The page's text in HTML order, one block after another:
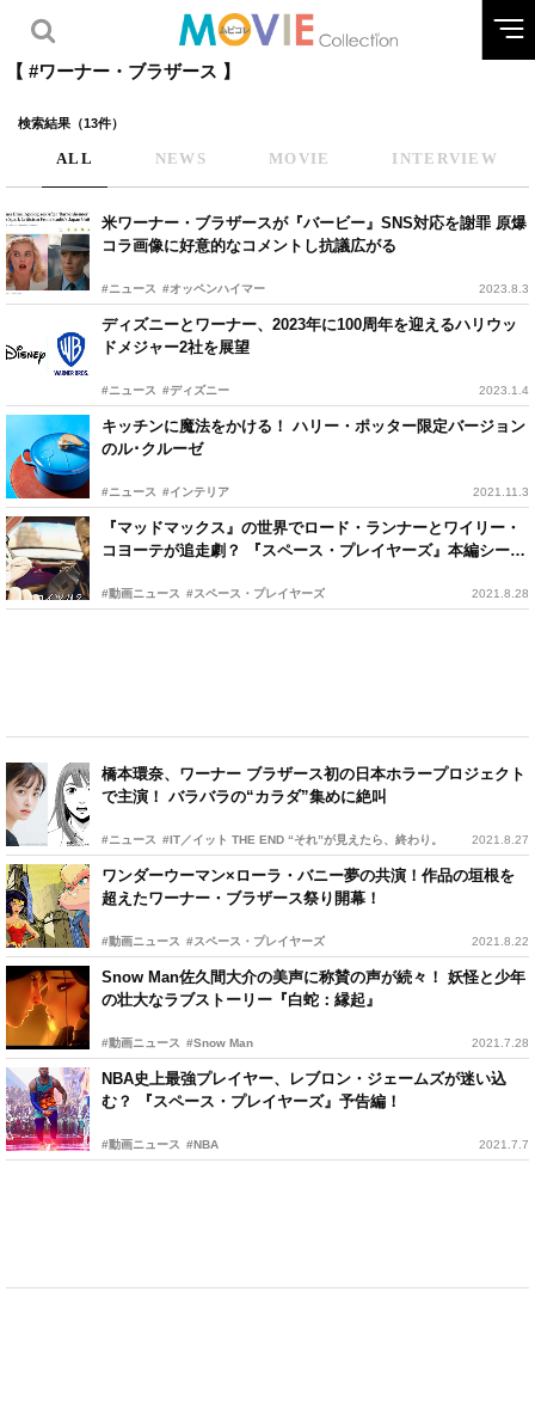
【 #ワーナー・ブラザース 】
検索結果（13件）
ALL NEWS MOVIE INTERVIEW
米ワーナー・ブラザースが『バービー』SNS対応を謝罪 原爆
コラ画像に好意的なコメントし抗議広がる
#ニュース #オッペンハイマー 2023.8.3
ディズニーとワーナー、2023年に100周年を迎えるハリウッ
ドメジャー2社を展望
#ニュース #ディズニー 2023.1.4
キッチンに魔法をかける！ ハリー・ポッター限定バージョン
のル･クルーゼ
#ニュース #インテリア 2021.11.3
『マッドマックス』の世界でロード・ランナーとワイリー・
コヨーテが追走劇？ 『スペース・プレイヤーズ』本編シーン
#動画ニュース #スペース・プレイヤーズ 2021.8.28
橋本環奈、ワーナー ブラザース初の日本ホラープロジェクト
で主演！ バラバラの“カラダ”集めに絶叫
#ニュース #IT／イット THE END “それ”が見えたら、終わり。 2021.8.27
ワンダーウーマン×ローラ・バニー夢の共演！作品の垣根を
超えたワーナー・ブラザース祭り開幕！
#動画ニュース #スペース・プレイヤーズ 2021.8.22
Snow Man佐久間大介の美声に称賛の声が続々！ 妖怪と少年
の壮大なラブストーリー『白蛇：縁起』
#動画ニュース #Snow Man 2021.7.28
NBA史上最強プレイヤー、レブロン・ジェームズが迷い込
む？ 『スペース・プレイヤーズ』予告編！
#動画ニュース #NBA 2021.7.7